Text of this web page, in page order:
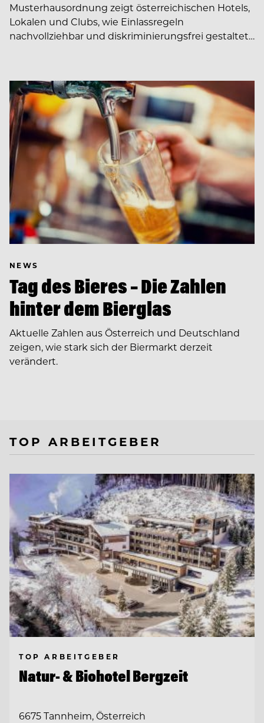
Musterhausordnung zeigt österreichischen Hotels,
Lokalen und Clubs, wie Einlassregeln
nachvollziehbar und diskriminierungsfrei gestaltet…
NEWS
Tag des Bieres – Die Zahlen
hinter dem Bierglas
Aktuelle Zahlen aus Österreich und Deutschland
zeigen, wie stark sich der Biermarkt derzeit
verändert.
TOP ARBEITGEBER
TOP ARBEITGEBER
Natur- & Biohotel Bergzeit
6675 Tannheim, Österreich